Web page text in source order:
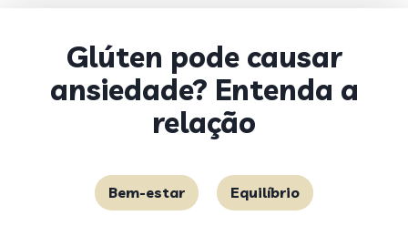
Glúten pode causar
ansiedade? Entenda a
relação
Bem-estar Equilíbrio